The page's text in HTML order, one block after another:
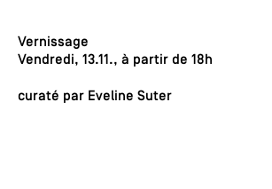
Vernissage
Vendredi, 13.11., à partir de 18h
curaté par Eveline Suter